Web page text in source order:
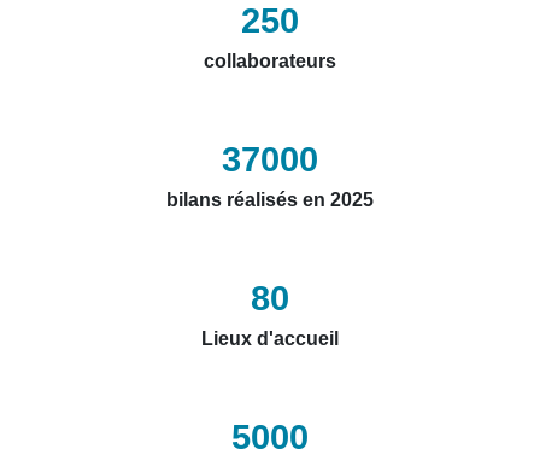
250
collaborateurs
37000
bilans réalisés en 2025
80
Lieux d'accueil
5000